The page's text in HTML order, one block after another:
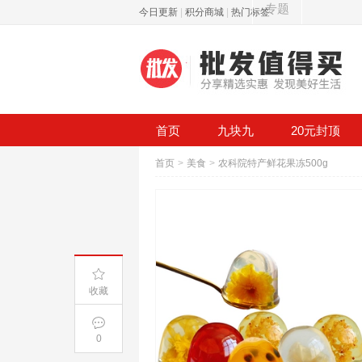
今日更新 积分商城 热门标签
首页 九块九 20元封顶
首页 > 美食 > 农科院特产鲜花果冻500g
收藏
0
专题